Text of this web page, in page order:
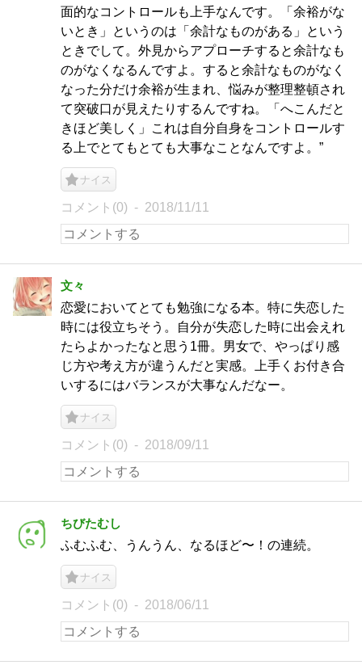
面的なコントロールも上手なんです。「余裕がな
いとき」というのは「余計なものがある」という
ときでして。外見からアプローチすると余計なも
のがなくなるんですよ。すると余計なものがなく
なった分だけ余裕が生まれ、悩みが整理整頓され
て突破口が見えたりするんですね。「へこんだと
きほど美しく」これは自分自身をコントロールす
る上でとてもとても大事なことなんですよ。”
ナイス
コメント(0) 2018/11/11
文々
恋愛においてとても勉強になる本。特に失恋した
時には役立ちそう。自分が失恋した時に出会えれ
たらよかったなと思う1冊。男女で、やっぱり感
じ方や考え方が違うんだと実感。上手くお付き合
いするにはバランスが大事なんだなー。
ナイス
コメント(0) 2018/09/11
ちびたむし
ふむふむ、うんうん、なるほど〜！の連続。
ナイス
コメント(0) 2018/06/11